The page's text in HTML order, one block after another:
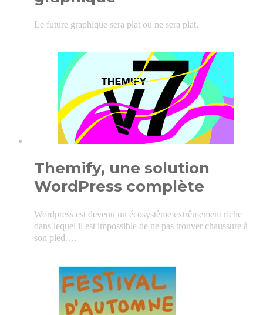
Le future graphique sera plat ou ne sera plat.
Themify, une solution
WordPress complète
Wordpress est devenu un écosystème extrêmement riche
dans lequel il est impossible de ne pas trouver chaussure à
son pied.…